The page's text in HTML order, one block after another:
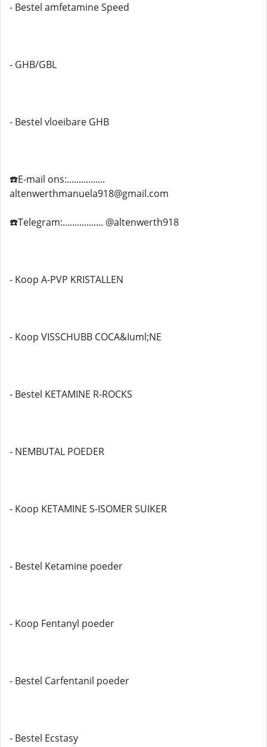
- Bestel amfetamine Speed
- GHB/GBL
- Bestel vloeibare GHB
☎️E-mail ons:................
altenwerthmanuela918@gmail.com
☎️Telegram:................. @altenwerth918
- Koop A-PVP KRISTALLEN
- Koop VISSCHUBB COCA&Iuml;NE
- Bestel KETAMINE R-ROCKS
- NEMBUTAL POEDER
- Koop KETAMINE S-ISOMER SUIKER
- Bestel Ketamine poeder
- Koop Fentanyl poeder
- Bestel Carfentanil poeder
- Bestel Ecstasy